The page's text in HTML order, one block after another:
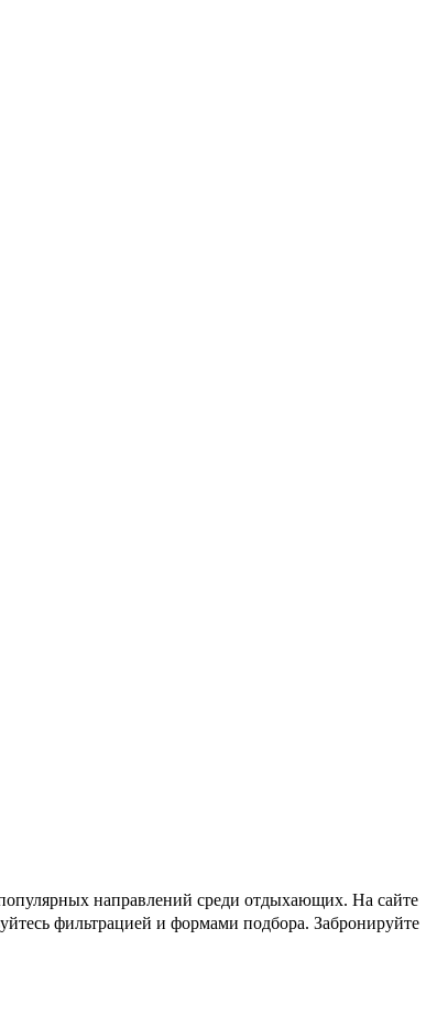
направлений среди отдыхающих. На сайте
фильтрацией и формами подбора. Забронируйте